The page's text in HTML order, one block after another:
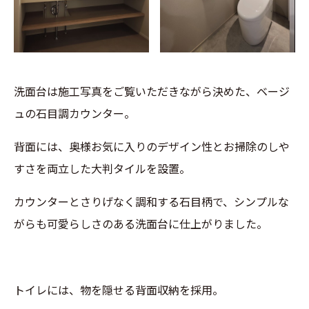
洗面台は施工写真をご覧いただきながら決めた、ベージ
ュの石目調カウンター。
背面には、奥様お気に入りのデザイン性とお掃除のしや
すさを両立した大判タイルを設置。
カウンターとさりげなく調和する石目柄で、シンプルな
がらも可愛らしさのある洗面台に仕上がりました。
トイレには、物を隠せる背面収納を採用。